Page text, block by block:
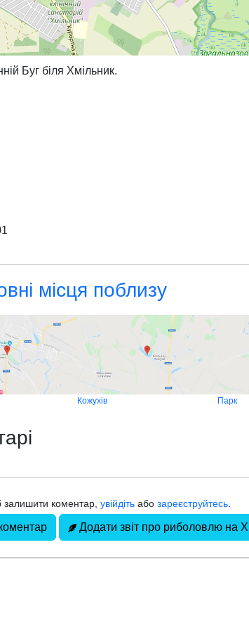
Буг біля Хмільник.
місця поблизу
Кожухів Парк
коментар, увійдіть або зареєструйтесь
Додати звіт про риболовлю на